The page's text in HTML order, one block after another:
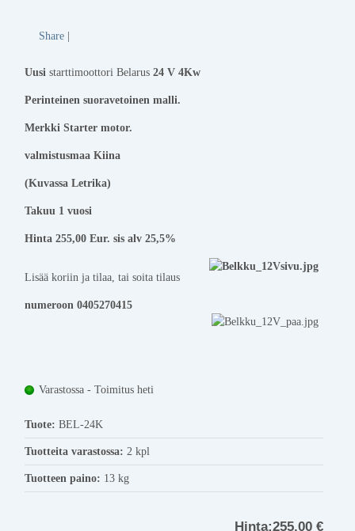
Share
Uusi starttimoottori Belarus 24 V 4Kw
Perinteinen suoravetoinen malli.
Merkki Starter motor.
valmistusmaa Kiina
(Kuvassa Letrika)
Takuu 1 vuosi
Hinta 255,00 Eur. sis alv 25,5%
Lisää koriin ja tilaa, tai soita tilaus
numeroon 0405270415
Varastossa - Toimitus heti
Tuote: BEL-24K
Tuotteita varastossa: 2 kpl
Tuotteen paino: 13 kg
Hinta:255.00 €